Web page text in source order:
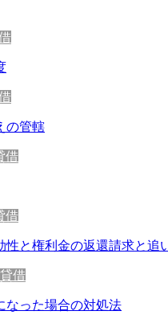
の管轄
借
借
性と権利金の返還請求と追
借
なった場合の対処法